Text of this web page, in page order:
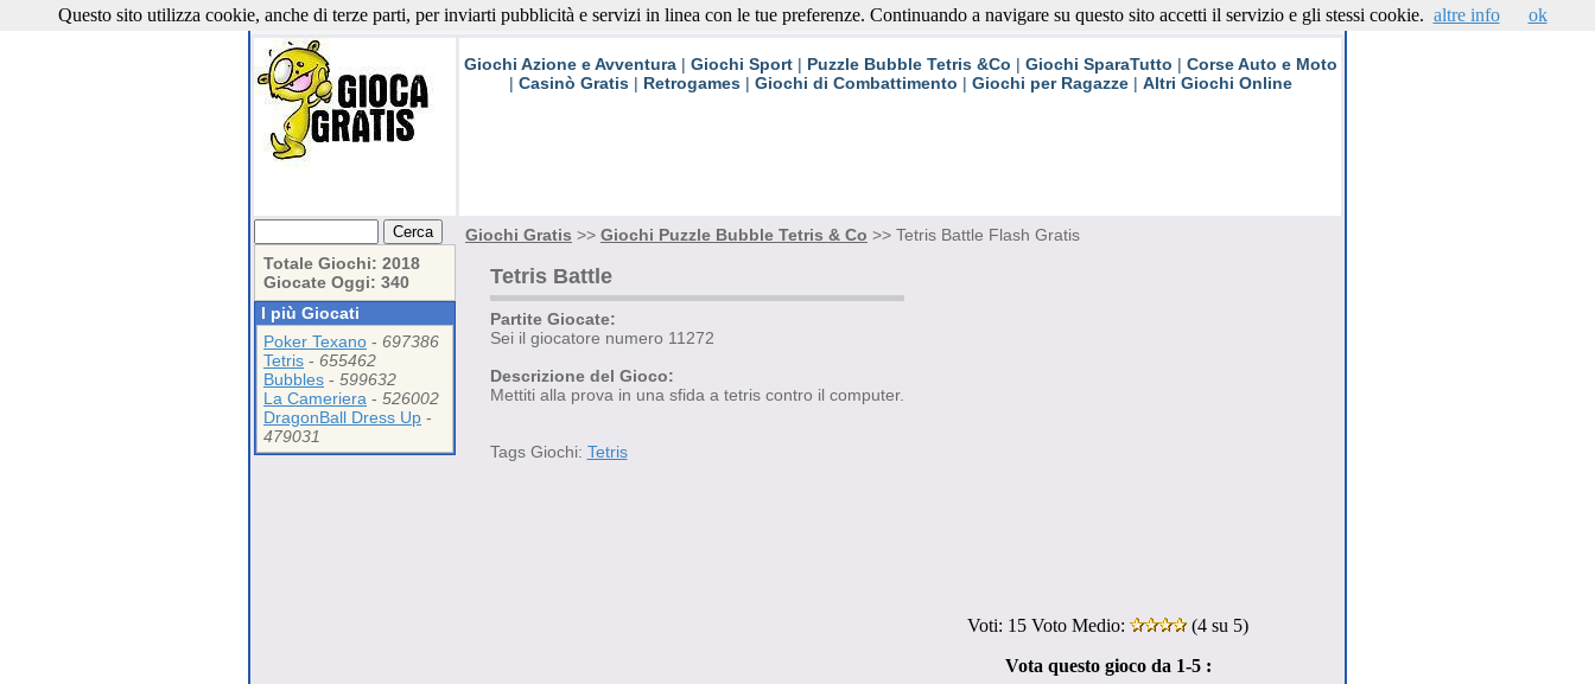
Giochi Gratis Contattaci
Giochi Azione e Avventura| Giochi Sport| Puzzle Bubble Tetris &Co | Giochi SparaTutto | Corse Auto e Moto
| Casinò Gratis| Retrogames| Giochi di Combattimento | Giochi per Ragazze| Altri Giochi Online
Totale Giochi: 2018
Giocate Oggi: 340
I più Giocati
Poker Texano - 697386
Tetris - 655462
Bubbles - 599632
La Cameriera - 526002
DragonBall Dress Up -
479031
Giochi Gratis >> Giochi Puzzle Bubble Tetris & Co >> Tetris Battle Flash Gratis
Tetris Battle
Partite Giocate:
Sei il giocatore numero 11272
Descrizione del Gioco:
Mettiti alla prova in una sfida a tetris contro il computer.
Tags Giochi: Tetris
Voti: 15 Voto Medio: (4 su 5)
Vota questo gioco da 1-5 :
Questo sito utilizza cookie, anche di terze parti, per inviarti pubblicità e servizi in linea con le tue preferenze. Continuando a navigare su questo sito accetti il servizio e gli stessi cookie. altre info ok